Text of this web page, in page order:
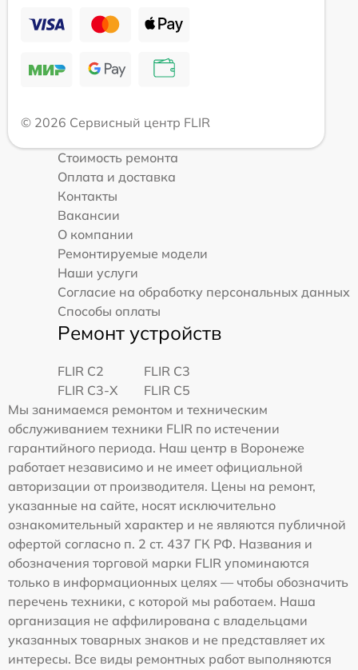
© 2026 Сервисный центр FLIR
Стоимость ремонта
Оплата и доставка
Контакты
Вакансии
О компании
Ремонтируемые модели
Наши услуги
Согласие на обработку персональных данных
Способы оплаты
Ремонт устройств
FLIR C2
FLIR С3
FLIR С3-Х
FLIR С5
Мы занимаемся ремонтом и техническим
обслуживанием техники FLIR по истечении
гарантийного периода. Наш центр в Воронеже
работает независимо и не имеет официальной
авторизации от производителя. Цены на ремонт,
указанные на сайте, носят исключительно
ознакомительный характер и не являются публичной
офертой согласно п. 2 ст. 437 ГК РФ. Названия и
обозначения торговой марки FLIR упоминаются
только в информационных целях — чтобы обозначить
перечень техники, с которой мы работаем. Наша
организация не аффилирована с владельцами
указанных товарных знаков и не представляет их
интересы. Все виды ремонтных работ выполняются